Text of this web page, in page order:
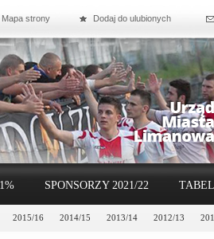
Mapa strony Dodaj do ulubionych
2015/16 2014/15 2013/14 2012/13
SPONSORZY 2021/22